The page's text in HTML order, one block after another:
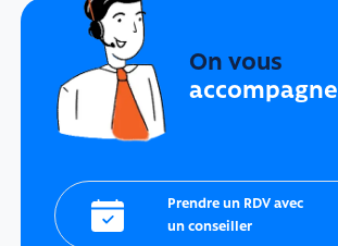
On vous
accompagne
Prendre un RDV avec
un conseiller